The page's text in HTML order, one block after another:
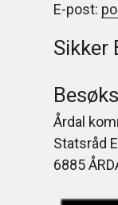
E-post:
Sikker
Årdal
Statsråd
6885